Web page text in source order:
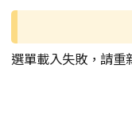
選單載入失敗，請重